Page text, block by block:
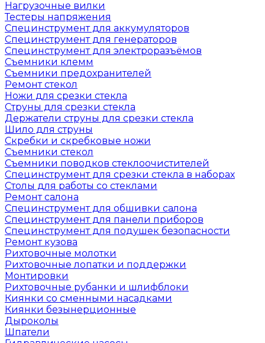
Нагрузочные вилки
Тестеры напряжения
Специнструмент для аккумуляторов
Специнструмент для генераторов
Специнструмент для электроразъёмов
Съемники клемм
Съемники предохранителей
Ремонт стекол
Ножи для срезки стекла
Струны для срезки стекла
Держатели струны для срезки стекла
Шило для струны
Скребки и скребковые ножи
Съемники стекол
Съемники поводков стеклоочистителей
Специнструмент для срезки стекла в наборах
Столы для работы со стеклами
Ремонт салона
Специнструмент для обшивки салона
Специнструмент для панели приборов
Специнструмент для подушек безопасности
Ремонт кузова
Рихтовочные молотки
Рихтовочные лопатки и поддержки
Монтировки
Рихтовочные рубанки и шлифблоки
Киянки со сменными насадками
Киянки безынерционные
Дыроколы
Шпатели